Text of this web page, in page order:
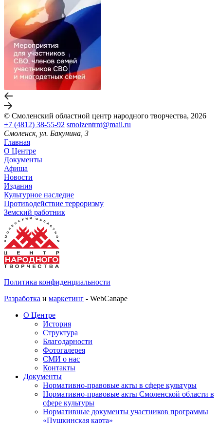
© Смоленский областной центр народного творчества, 2026
+7 (4812) 38-55-92 smolzentrnt@mail.ru
Смоленск, ул. Бакунина, 3
Главная
О Центре
Документы
Афиша
Новости
Издания
Культурное наследие
Противодействие терроризму
Земский работник
Политика конфиденциальности
Разработка и маркетинг - WebCanape
О Центре
История
Структура
Благодарности
Фотогалерея
СМИ о нас
Контакты
Документы
Нормативно-правовые акты в сфере культуры
Нормативно-правовые акты Смоленской области в
сфере культуры
Нормативные документы участников программы
«Пушкинская карта»